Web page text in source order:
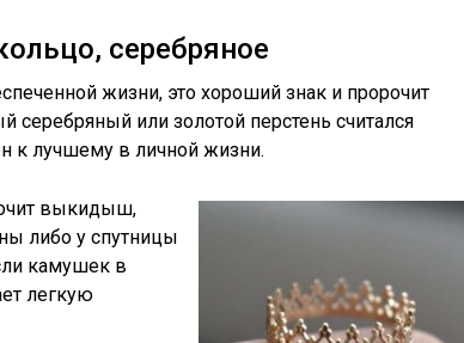
серебряное
жизни, это хороший знак и пророчит
серебряный или золотой перстень считался
к лучшему в личной жизни.
выкидыш,
либо у спутницы
камушек в
легкую